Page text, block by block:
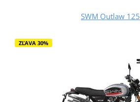
SWM Outlaw 125
ZĽAVA 30%